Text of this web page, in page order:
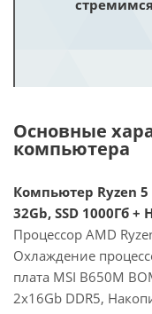
Основные
компьютера
Компьютер Ryzen 5
32Gb, SSD 1000Гб +
Процессор AMD
Охлаждение
плата MSI B650M
2x16Gb DDR5,